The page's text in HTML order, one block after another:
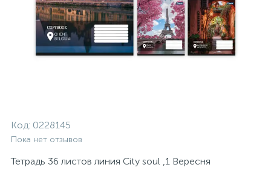
Код: 0228145
Пока нет отзывов
Тетрадь 36 листов линия City soul ,1 Вересня